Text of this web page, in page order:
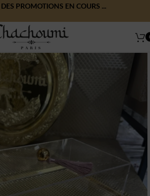
PROMOTIONS EN COURS ...